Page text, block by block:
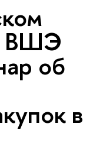
ВШЭ
об
в